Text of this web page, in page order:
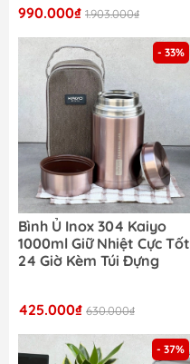
LHC8052S01
990.000₫ 1.903.000₫
- 33%
Bình Ủ Inox 304 Kaiyo
1000ml Giữ Nhiệt Cực Tốt
24 Giờ Kèm Túi Đựng
425.000₫ 630.000₫
- 37%